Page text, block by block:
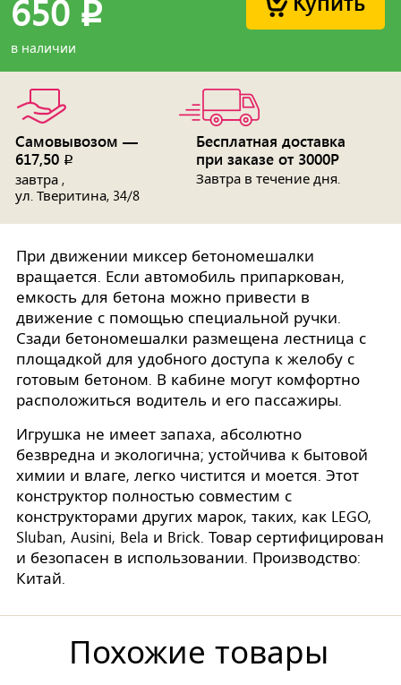
650 p
в наличии
Самовывозом —
617,50 p
завтра ,
ул. Тверитина, 34/8
Бесплатная доставка
при заказе от 3000Р
Завтра в течение дня.
При движении миксер бетономешалки
вращается. Если автомобиль припаркован,
емкость для бетона можно привести в
движение с помощью специальной ручки.
Сзади бетономешалки размещена лестница с
площадкой для удобного доступа к желобу с
готовым бетоном. В кабине могут комфортно
расположиться водитель и его пассажиры.
Игрушка не имеет запаха, абсолютно
безвредна и экологична; устойчива к бытовой
химии и влаге, легко чистится и моется. Этот
конструктор полностью совместим с
конструкторами других марок, таких, как LEGO,
Sluban, Ausini, Bela и Brick. Товар сертифицирован
и безопасен в использовании. Производство:
Китай.
Похожие товары